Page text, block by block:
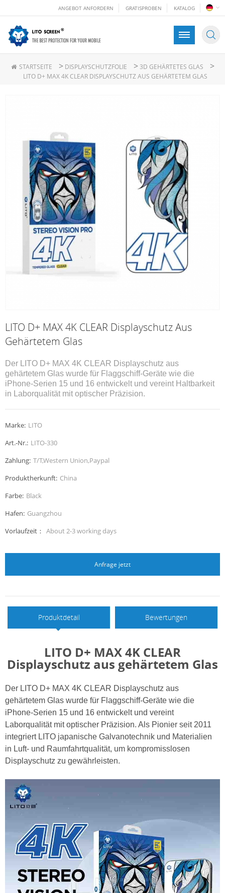
ANGEBOT ANFORDERN GRATISPROBEN KATALOG
STARTSEITE > DISPLAYSCHUTZFOLIE > 3D GEHÄRTETES GLAS >
LITO D+ MAX 4K CLEAR DISPLAYSCHUTZ AUS GEHÄRTETEM GLAS
LITO D+ MAX 4K CLEAR Displayschutz Aus
Gehärtetem Glas
Der LITO D+ MAX 4K CLEAR Displayschutz aus
gehärtetem Glas wurde für Flaggschiff-Geräte wie die
iPhone-Serien 15 und 16 entwickelt und vereint Haltbarkeit
in Laborqualität mit optischer Präzision.
Marke: LITO
Art.-Nr.: LITO-330
Zahlung: T/T,Western Union,Paypal
Produktherkunft: China
Farbe: Black
Hafen: Guangzhou
Vorlaufzeit： About 2-3 working days
Anfrage jetzt
Produktdetail Bewertungen
LITO D+ MAX 4K CLEAR
Displayschutz aus gehärtetem Glas
Der LITO D+ MAX 4K CLEAR Displayschutz aus
gehärtetem Glas wurde für Flaggschiff-Geräte wie die
iPhone-Serien 15 und 16 entwickelt und vereint
Laborqualität mit optischer Präzision. Als Pionier seit 2011
integriert LITO japanische Galvanotechnik und Materialien
in Luft- und Raumfahrtqualität, um kompromisslosen
Displayschutz zu gewährleisten.